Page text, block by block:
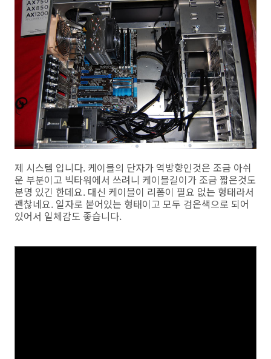
제 시스템 입니다. 케이블의 단자가 역방향인것은 조금 아쉬
운 부분이고 빅타워에서 쓰려니 케이블길이가 조금 짧은것도
분명 있긴 한데요. 대신 케이블이 리폼이 필요 없는 형태라서
괜찮네요. 일자로 붙어있는 형태이고 모두 검은색으로 되어
있어서 일체감도 좋습니다.